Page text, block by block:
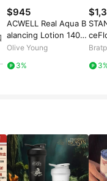
新會有時間差，
物ETMall銷售網
議，請務必於訂單
180天(含)以上進
限指定商品使
商品與使用條件
$945
ACWELL Real Aqua B
alancing Lotion 140m
L
Olive Young
3%
充